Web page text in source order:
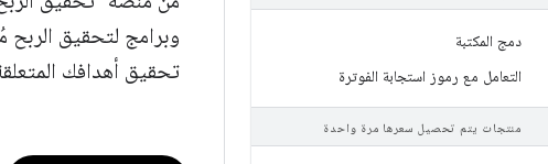
دمج المكتبة
التعامل مع رموز استجابة الفوترة
منتجات يتم تحصيل سعرها مرة واحدة
تحقيق أهدافك